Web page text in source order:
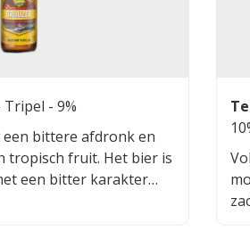
Tripel - 9%
bittere afdronk en
tropisch fruit. Het bier is
een bitter karakter